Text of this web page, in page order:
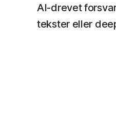
AI-drevet
tekster eller